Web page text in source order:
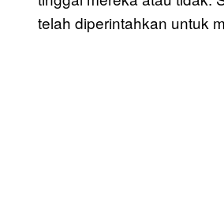
telah diperintahkan untuk